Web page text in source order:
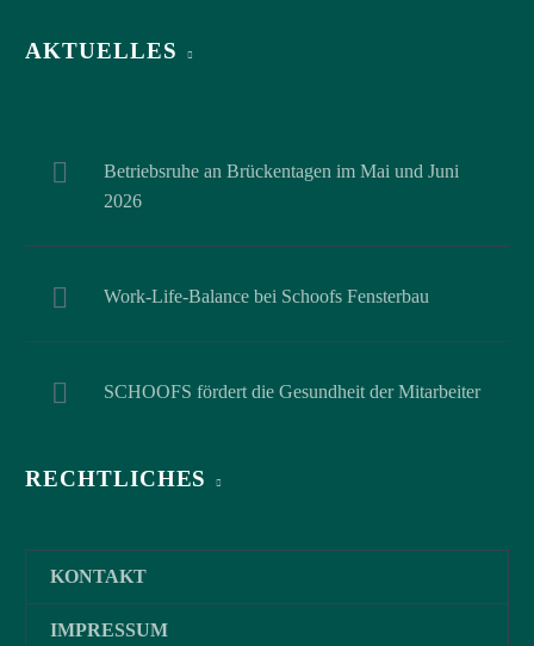
AKTUELLES
Betriebsruhe an Brückentagen im Mai und Juni
2026
Work-Life-Balance bei Schoofs Fensterbau
SCHOOFS fördert die Gesundheit der Mitarbeiter
RECHTLICHES
KONTAKT
IMPRESSUM